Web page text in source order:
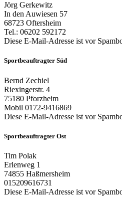
Jörg Gerkewitz
In den Auwiesen 57
68723 Oftersheim
Tel.: 06202 592172
Diese E-Mail-Adresse ist vor
Sportbeauftragter Süd
Bernd Zechiel
Riexingerstr. 4
75180 Pforzheim
Mobil 0172-9416869
Diese E-Mail-Adresse ist vor
Sportbeauftragter Ost
Tim Polak
Erlenweg 1
74855 Haßmersheim
015209616731
Diese E-Mail-Adresse ist vor